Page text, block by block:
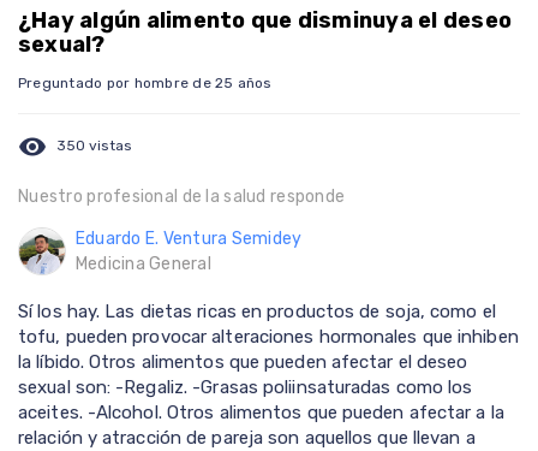
¿Hay algún alimento que disminuya el deseo
sexual?
Preguntado por hombre de 25 años
visibility 350 vistas
Nuestro profesional de la salud responde
Eduardo E. Ventura Semidey
Medicina General
Sí los hay. Las dietas ricas en productos de soja, como el
tofu, pueden provocar alteraciones hormonales que inhiben
la líbido. Otros alimentos que pueden afectar el deseo
sexual son: -Regaliz. -Grasas poliinsaturadas como los
aceites. -Alcohol. Otros alimentos que pueden afectar a la
relación y atracción de pareja son aquellos que llevan a